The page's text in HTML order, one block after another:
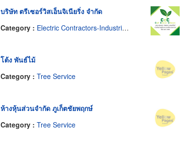
บริษัท ตรีเซอร์วิสเอ็นจิเนียริ่ง จำกัด
Category : Electric Contractors-Industrial & Residential
โต้ง พันธ์ไม้
Category : Tree Service
ห้างหุ้นส่วนจำกัด ภูเก็ตชัยพฤกษ์
Category : Tree Service